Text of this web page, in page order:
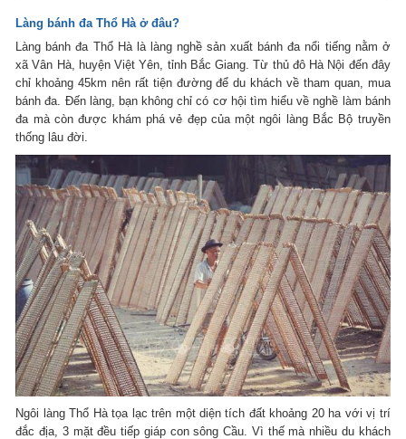
Làng bánh đa Thổ Hà ở đâu?
Làng bánh đa Thổ Hà là làng nghề sản xuất bánh đa nổi tiếng nằm ở
xã Vân Hà, huyện Việt Yên, tỉnh Bắc Giang. Từ thủ đô Hà Nội đến đây
chỉ khoảng 45km nên rất tiện đường để du khách về tham quan, mua
bánh đa. Đến làng, bạn không chỉ có cơ hội tìm hiểu về nghề làm bánh
đa mà còn được khám phá vẻ đẹp của một ngôi làng Bắc Bộ truyền
thống lâu đời.
Ngôi làng Thổ Hà tọa lạc trên một diện tích đất khoảng 20 ha với vị trí
đắc địa, 3 mặt đều tiếp giáp con sông Cầu. Vì thế mà nhiều du khách